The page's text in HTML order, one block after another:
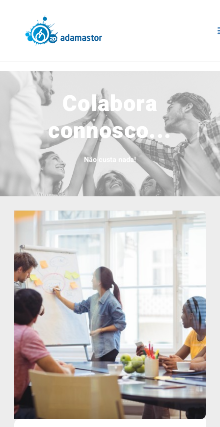
Colabora
connosco...
Não custa nada!